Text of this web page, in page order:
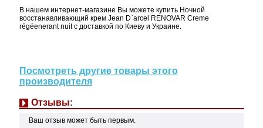
В нашем интернет-магазине Вы можете купить Ночной
восстанавливающий крем Jean D`arcel RENOVAR Сreme
régéenerant nuit с доставкой по Киеву и Украине.
Посмотреть другие товары этого
производителя
Отзывы:
Ваш отзыв может быть первым.